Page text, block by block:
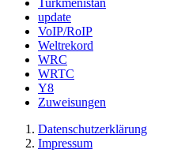
update
VoIP/RoIP
Weltrekord
WRC
WRTC
Y8
Zuweisungen
Datenschutzerklärung
Impressum